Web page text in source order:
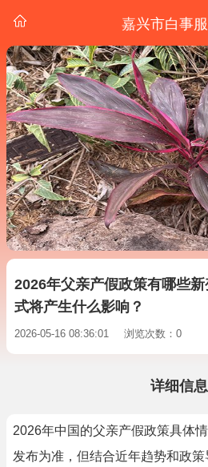
嘉兴市白事
2026年父亲产假政策有哪些
式将产生什么影响？
2026-05-16 08:36:01 浏览次数：0
详细信息
2026年中国的父亲产假政策具体
发布为准，但结合近年趋势和政